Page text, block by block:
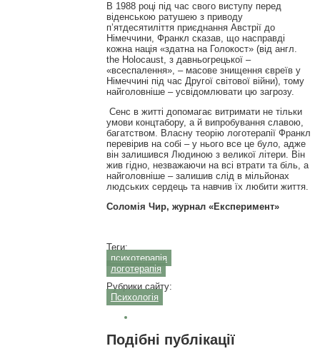
В 1988 році під час свого виступу перед
віденською ратушею з приводу
п’ятдесятиліття приєднання Австрії до
Німеччини, Франкл сказав, що насправді
кожна нація «здатна на Голокост» (від англ.
the Holocaust, з давньогрецької –
«всеспалення», – масове знищення євреїв у
Німеччині під час Другої світової війни), тому
найголовніше – усвідомлювати цю загрозу.
Сенс в житті допомагає витримати не тільки
умови концтабору, а й випробування славою,
багатством. Власну теорію логотерапії Франкл
перевірив на собі – у нього все це було, адже
він залишився Людиною з великої літери. Він
жив гідно, незважаючи на всі втрати та біль, а
найголовніше – залишив слід в мільйонах
людських сердець та навчив їх любити життя.
Соломія Чир, журнал «Експеримент»
Теги:
психотерапія
логотерапія
Рубрики сайту:
Психологія
Подібні публікації